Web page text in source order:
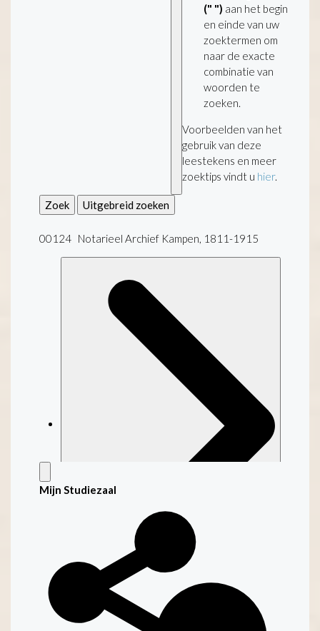
(" ") aan het begin
en einde van uw
zoektermen om
naar de exacte
combinatie van
woorden te
zoeken.
Voorbeelden van het
gebruik van deze
leestekens en meer
zoektips vindt u hier.
Zoek Uitgebreid zoeken
00124 Notarieel Archief Kampen, 1811-1915
Kenmerken
Mijn Studiezaal